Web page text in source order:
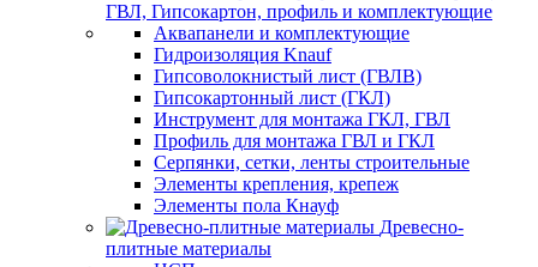
ГВЛ, Гипсокартон, профиль и комплектующие
Аквапанели и комплектующие
Гидроизоляция Knauf
Гипсоволокнистый лист (ГВЛВ)
Гипсокартонный лист (ГКЛ)
Инструмент для монтажа ГКЛ, ГВЛ
Профиль для монтажа ГВЛ и ГКЛ
Серпянки, сетки, ленты строительные
Элементы крепления, крепеж
Элементы пола Кнауф
Древесно-
плитные материалы